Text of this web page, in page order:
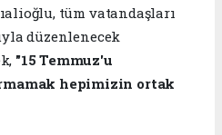
tüm vatandaşları
düzenlenecek
"15 Temmuz'u
hepimizin ortak